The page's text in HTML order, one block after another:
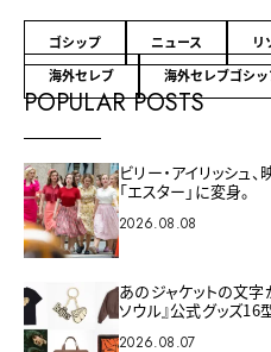
ゴシップ ニュース リ
海外セレブ
海外セレブゴシ
POPULAR POSTS
ビリー・アイリッシュ
「エスター」に変身。
2026.08.08
あのジャケットの文字
ソウル』公式グッズ
2026.08.07